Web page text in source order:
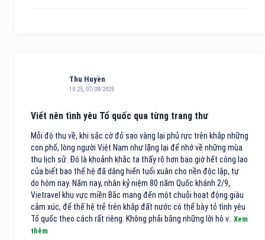
Thu Huyền
10:25, 07/08/2025
Viết nên tình yêu Tổ quốc qua từng trang thư
Mỗi độ thu về, khi sắc cờ đỏ sao vàng lại phủ rực trên khắp những
con phố, lòng người Việt Nam như lặng lại để nhớ về những mùa
thu lịch sử. Đó là khoảnh khắc ta thấy rõ hơn bao giờ hết công lao
của biết bao thế hệ đã dâng hiến tuổi xuân cho nền độc lập, tự
do hôm nay. Năm nay, nhân kỷ niệm 80 năm Quốc khánh 2/9,
Vietravel khu vực miền Bắc mang đến một chuỗi hoạt động giàu
cảm xúc, để thế hệ trẻ trên khắp đất nước có thể bày tỏ tình yêu
Tổ quốc theo cách rất riêng. Không phải bằng những lời hô v.. Xem
thêm